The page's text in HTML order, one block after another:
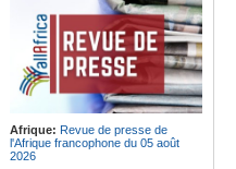
Afrique: Revue de presse de
l'Afrique francophone du 05 août
2026